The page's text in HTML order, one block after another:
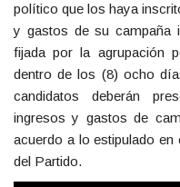
político que los haya
y gastos de su campaña
fijada por la agrupación
dentro de los (8) ocho
candidatos deberán
ingresos y gastos de
acuerdo a lo estipulado en
del Partido.